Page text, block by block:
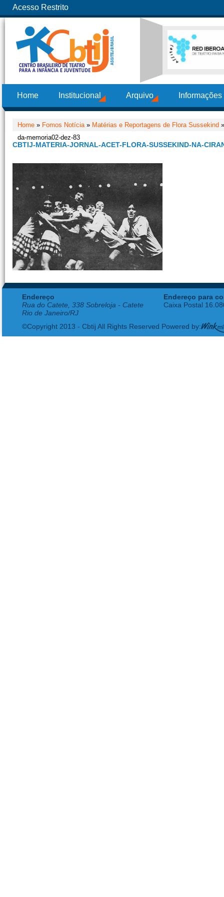
Acesso Restrito
Home Institucional Arquivo
Home » Fomos Notícia» Matérias e Reportagens de Flora Sussekind
da-memoria02-dez-83
CBTIJ-MATERIA-JORNAL-ACET-FLORA-SUSSEKIND-NA-
Endereço
Rua do Catete, 338 Sobreloja - Catete
Rio de Janeiro/RJ
Endereço para
Caixa Postal
©Copyright 2013 - Cbtij All Rights Reserved Powered by: